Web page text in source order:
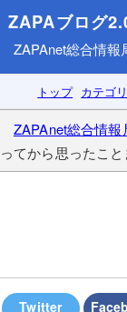
ZAPAブログ
ZAPAnet総合情報
トップ カテゴリ
ZAPAnet総合情報
ってから思ったこ